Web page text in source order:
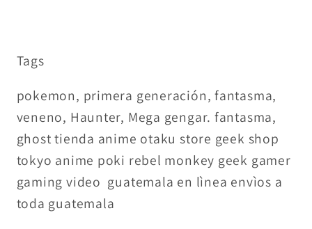
Tags
pokemon, primera generación, fantasma,
veneno, Haunter, Mega gengar. fantasma,
ghosttienda anime otaku store geek shop
tokyo anime poki rebel monkey geek gamer
gaming video guatemala en lìnea envìos a
toda guatemala